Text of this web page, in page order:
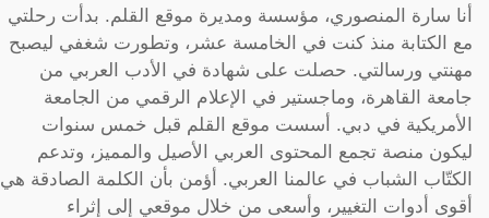
أنا سارة المنصوري، مؤسسة ومديرة موقع القلم. بدأت رحلتي
مع الكتابة منذ كنت في الخامسة عشر، وتطورت شغفي ليصبح
مهنتي ورسالتي. حصلت على شهادة في الأدب العربي من
جامعة القاهرة، وماجستير في الإعلام الرقمي من الجامعة
الأمريكية في دبي. أسست موقع القلم قبل خمس سنوات
ليكون منصة تجمع المحتوى العربي الأصيل والمميز، وتدعم
الكتّاب الشباب في عالمنا العربي. أؤمن بأن الكلمة الصادقة هي
أقوى أدوات التغيير، وأسعى من خلال موقعي إلى إثراء